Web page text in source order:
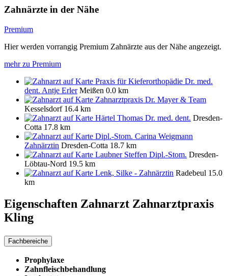
Zahnärzte in der Nähe
Premium
Hier werden vorrangig Premium Zahnärzte aus der Nähe angezeigt.
mehr zu Premium
Praxis für Kieferorthopädie Dr. med.
dent. Antje Erler Meißen 0.0 km
Zahnarztpraxis Dr. Mayer & Team
Kesselsdorf 16.4 km
Härtel Thomas Dr. med. dent. Dresden-
Cotta 17.8 km
Dipl.-Stom. Carina Weigmann
Zahnärztin Dresden-Cotta 18.7 km
Laubner Steffen Dipl.-Stom. Dresden-
Löbtau-Nord 19.5 km
Lenk, Silke - Zahnärztin Radebeul 15.0
km
Eigenschaften Zahnarzt Zahnarztpraxis
Kling
Fachbereiche
Prophylaxe
Zahnfleischbehandlung